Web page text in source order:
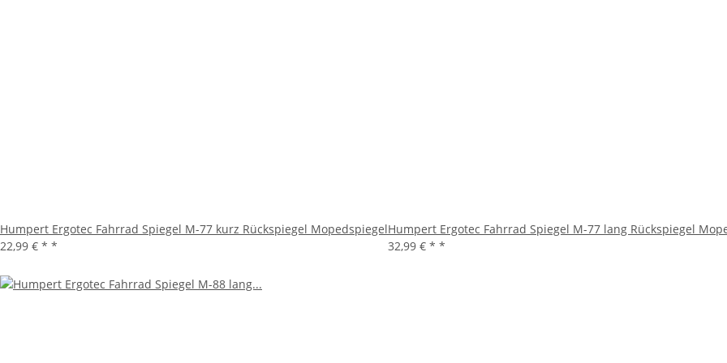
Humpert Ergotec Fahrrad Spiegel M-77 kurz Rückspiegel Mopedspiegel
22,99 € * *
Humpert Ergotec Fahrrad Spiegel M-77 lang Rückspiegel
32,99 € * *